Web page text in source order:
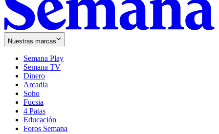
Nuestras marcas
Semana Play
Semana TV
Dinero
Arcadia
Soho
in
new
window
Fucsia
in
new
window
4 Patas
Educación
Foros Semana